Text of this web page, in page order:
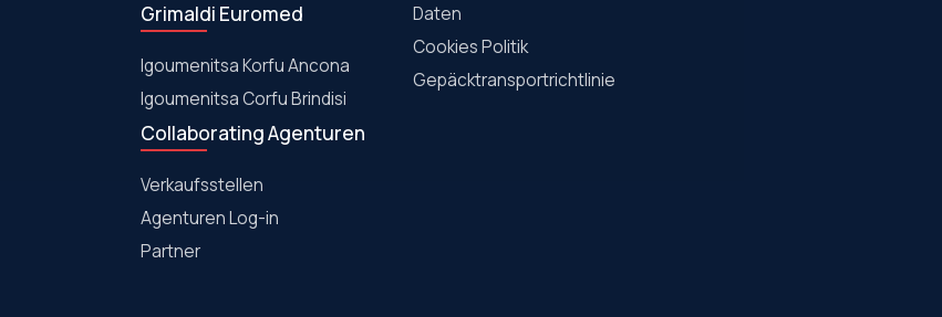
Grimaldi Euromed
Igoumenitsa Korfu Ancona
Igoumenitsa Corfu Brindisi
Collaborating Agenturen
Verkaufsstellen
Agenturen Log-in
Partner
Daten
Cookies Politik
Gepäcktransportrichtlinie